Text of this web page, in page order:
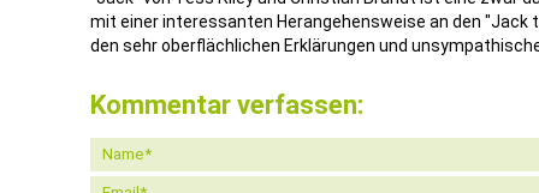
mit einer interessanten Herangehensweise an den "Jack
den sehr oberflächlichen Erklärungen und
Kommentar verfassen: